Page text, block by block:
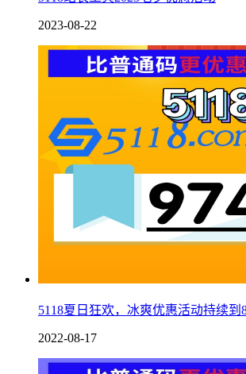
2023-08-22
5118夏日狂欢，冰爽优惠活动持续到
2022-08-17